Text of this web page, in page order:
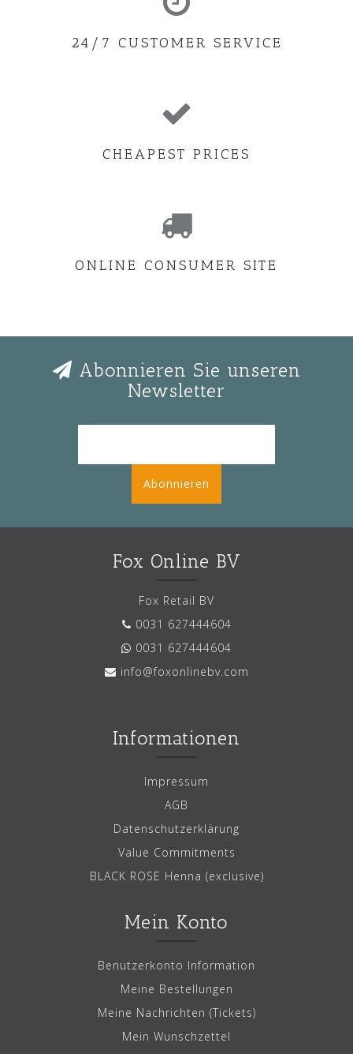
24/7 CUSTOMER SERVICE
CHEAPEST PRICES
ONLINE CONSUMER SITE
Abonnieren Sie unseren
Newsletter
Abonnieren
Fox Online BV
Fox Retail BV
0031 627444604
0031 627444604
info@foxonlinebv.com
Informationen
Impressum
AGB
Datenschutzerklärung
Value Commitments
BLACK ROSE Henna (exclusive)
Mein Konto
Benutzerkonto Information
Meine Bestellungen
Meine Nachrichten (Tickets)
Mein Wunschzettel